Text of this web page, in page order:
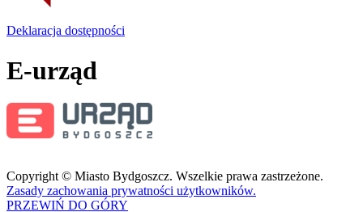
Deklaracja dostępności
E-urząd
Copyright © Miasto Bydgoszcz. Wszelkie prawa zastrzeżone.
Zasady zachowania prywatności użytkowników.
PRZEWIŃ DO GÓRY